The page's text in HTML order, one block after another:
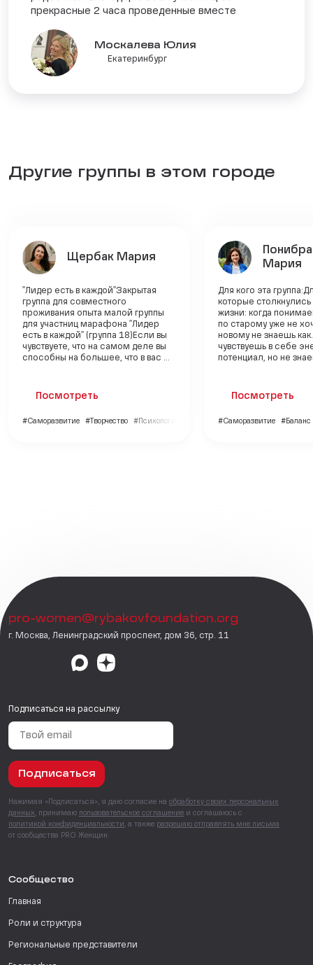
прекрасные 2 часа проведенные вместе
Москалева Юлия
Екатеринбург
Другие группы в этом городе
Щербак Мария
"Лидер есть в каждой"Закрытая
группа для совместного
проживания опыта малой группы
для участниц марафона "Лидер
есть в каждой" (группа 18)Если вы
чувствуете, что на самом деле вы
способны на большее, что в вас ...
Посмотреть
#Саморазвитие #Творчество #Психология
Мария
Для кого эта
которые
жизни: когда
по старому уже не
новому не знаешь
чувствуешь в себе
потенциал, но не
Посмотреть
#Саморазвитие
pro-women@rybakovfoundation.org
г. Москва, Ленинградский проспект, дом 36, стр. 11
Подписаться на рассылку
Подписаться
Нажимая «Подписаться», я даю согласие на обработку своих персональных
данных , принимаю пользовательское соглашение и соглашаюсь с
политикой конфиденциальности , а также разрешаю отправлять мне письма
от сообщества PRO Женщин.
Сообщество
Главная
Роли и структура
Региональные представители